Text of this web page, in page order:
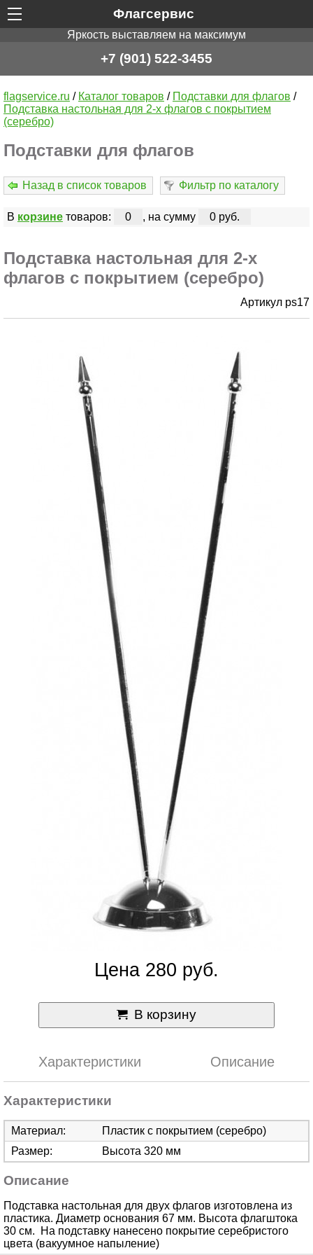
Флагсервис
Яркость выставляем на максимум
+7 (901) 522-3455
flagservice.ru / Каталог товаров / Подставки для флагов /
Подставка настольная для 2-х флагов с покрытием
(серебро)
Подставки для флагов
Назад в список товаров Фильтр по каталогу
В корзинетоваров: 0 , на сумму 0 руб.
Подставка настольная для 2-х
флагов с покрытием (серебро)
Артикул ps17
Цена 280 руб.
В корзину
Характеристики Описание
Характеристики
Материал:
Пластик с покрытием (серебро)
Размер:
Высота 320 мм
Описание
Подставка настольная для двух флагов изготовлена из
пластика. Диаметр основания 67 мм. Высота флагштока
30 см. На подставку нанесено покрытие серебристого
цвета (вакуумное напыление)